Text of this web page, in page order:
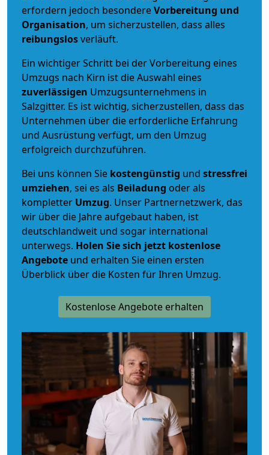
erfordern jedoch besondereVorbereitung und
Organisation, um sicherzustellen, dass alles
reibungslosverläuft.
Ein wichtiger Schritt bei der Vorbereitung eines
Umzugs nach Kirn ist die Auswahl eines
zuverlässigen Umzugsunternehmens in
Salzgitter. Es ist wichtig, sicherzustellen, dass das
Unternehmen über die erforderliche Erfahrung
und Ausrüstung verfügt, um den Umzug
erfolgreich durchzuführen.
Bei uns können Sie kostengünstig und stressfrei
umziehen, sei es als Beiladung oder als
kompletter Umzug. Unser Partnernetzwerk, das
wir über die Jahre aufgebaut haben, ist
deutschlandweit und sogar international
unterwegs. Holen Sie sich jetzt kostenlose
Angebote und erhalten Sie einen ersten
Überblick über die Kosten für Ihren Umzug.
Kostenlose Angebote erhalten